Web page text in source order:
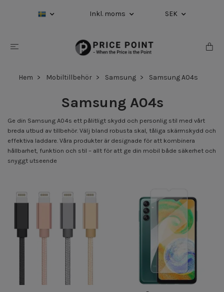
Inkl. moms SEK
Hem Mobiltillbehör Samsung Samsung A04s
Samsung A04s
Ge din Samsung A04s ett pålitligt skydd och personlig stil med vårt
breda utbud av tillbehör. Välj bland robusta skal, tåliga skärmskydd och
effektiva laddare. Våra produkter är designade för att kombinera
hållbarhet, funktion och stil – allt för att ge din mobil både säkerhet och
snyggt utseende